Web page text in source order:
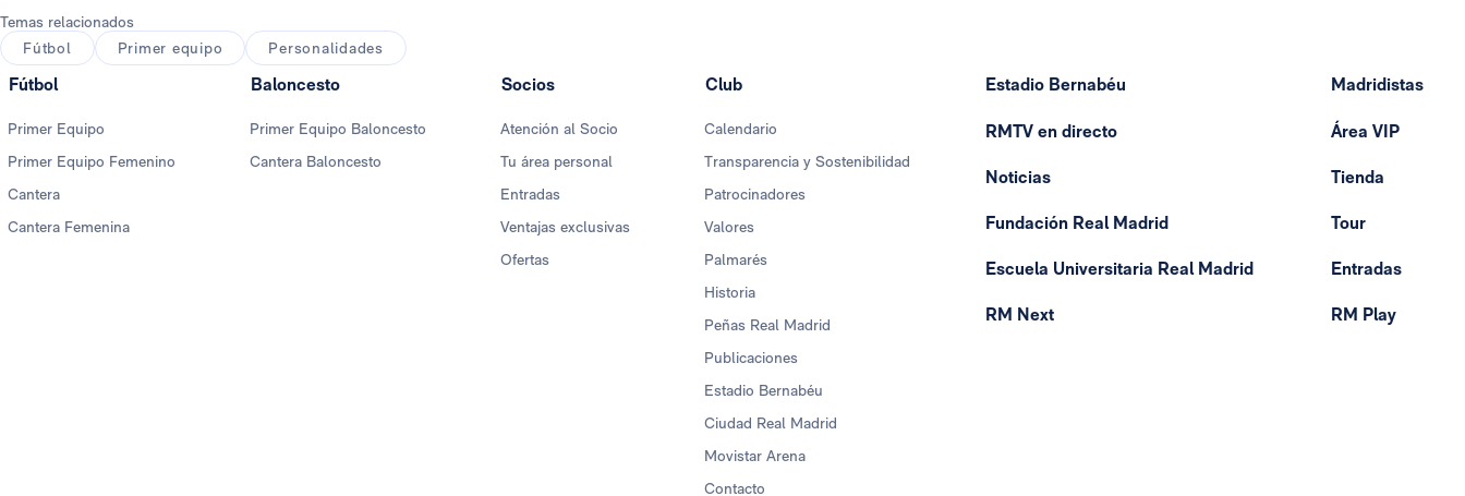
Temas relacionados
Fútbol
Primer equipo Personalidades
Fútbol
Primer Equipo
Primer Equipo Femenino
Cantera
Cantera Femenina
Baloncesto
Primer Equipo Baloncesto
Cantera Baloncesto
Socios
Atención al Socio
Tu área personal
Entradas
Ventajas exclusivas
Ofertas
Club
Calendario
Transparencia y Sostenibilidad
Patrocinadores
Valores
Palmarés
Historia
Peñas Real Madrid
Publicaciones
Estadio Bernabéu
Ciudad Real Madrid
Movistar Arena
Contacto
Estadio Bernabéu
RMTV en directo
Noticias
Fundación Real Madrid
Escuela Universitaria Real Madrid
RM Next
Madridistas
Área VIP
Tienda
Tour
Entradas
RM Play